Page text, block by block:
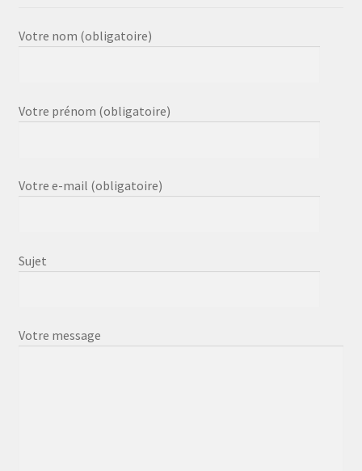
Votre nom (obligatoire)
Votre prénom (obligatoire)
Votre e-mail (obligatoire)
Sujet
Votre message